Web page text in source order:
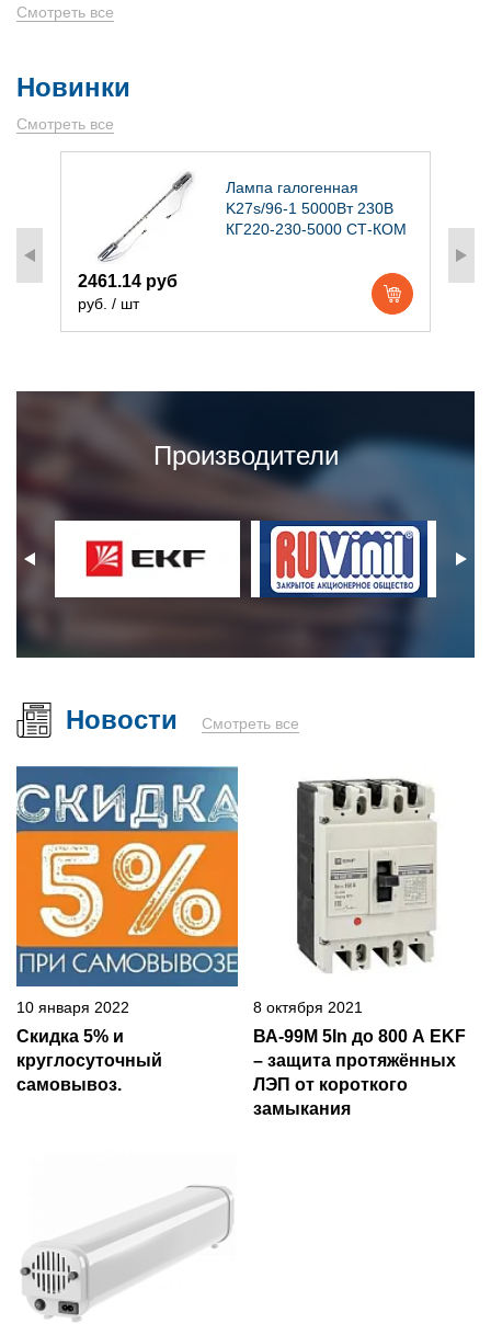
Смотреть все
Новинки
Смотреть все
Лампа галогенная
K27s/96-1 5000Вт 230В
КГ220-230-5000 СТ-КОМ
2461.14 руб
руб. / шт
Производители
Новости Смотреть все
10 января 2022
Скидка 5% и
круглосуточный
самовывоз.
8 октября 2021
ВА-99М 5In до 800 А EKF
– защита протяжённых
ЛЭП от короткого
замыкания